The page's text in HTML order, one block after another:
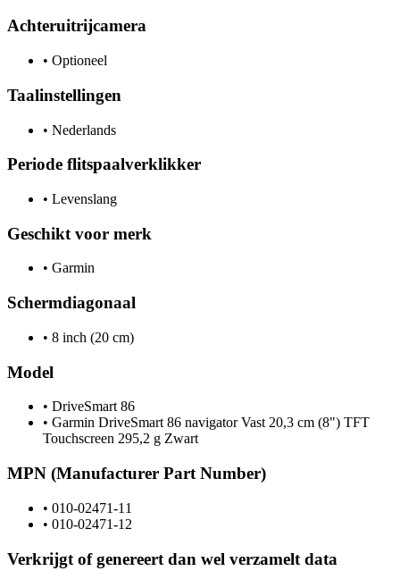
Achteruitrijcamera
• Optioneel
Taalinstellingen
• Nederlands
Periode flitspaalverklikker
• Levenslang
Geschikt voor merk
• Garmin
Schermdiagonaal
• 8 inch (20 cm)
Model
• DriveSmart 86
• Garmin DriveSmart 86 navigator Vast 20,3 cm (8") TFT
Touchscreen 295,2 g Zwart
MPN (Manufacturer Part Number)
• 010-02471-11
• 010-02471-12
Verkrijgt of genereert dan wel verzamelt data